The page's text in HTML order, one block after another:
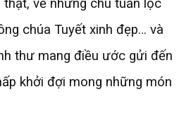
về những chú tuần lộc
chúa Tuyết xinh đẹp… và
thư mang điều ước gửi đến
khởi đợi mong những món